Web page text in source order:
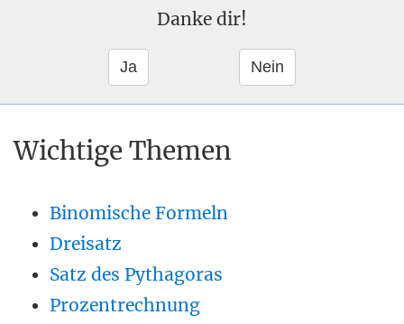
Danke dir!
Wichtige Themen
Binomische Formeln
Dreisatz
Satz des Pythagoras
Prozentrechnung